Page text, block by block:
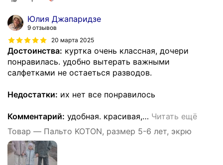
Юлия Джапаридзе
9 отзывов
20 марта 2025
Достоинства: куртка очень классная, дочери
понравилась. удобно вытерать важными
салфетками не остаеться разводов.
Недостатки: их нет все понравилось
Комментарий: удобная. красивая,… Читать ещё
Товар — Пальто KOTON, размер 5-6 лет, экрю